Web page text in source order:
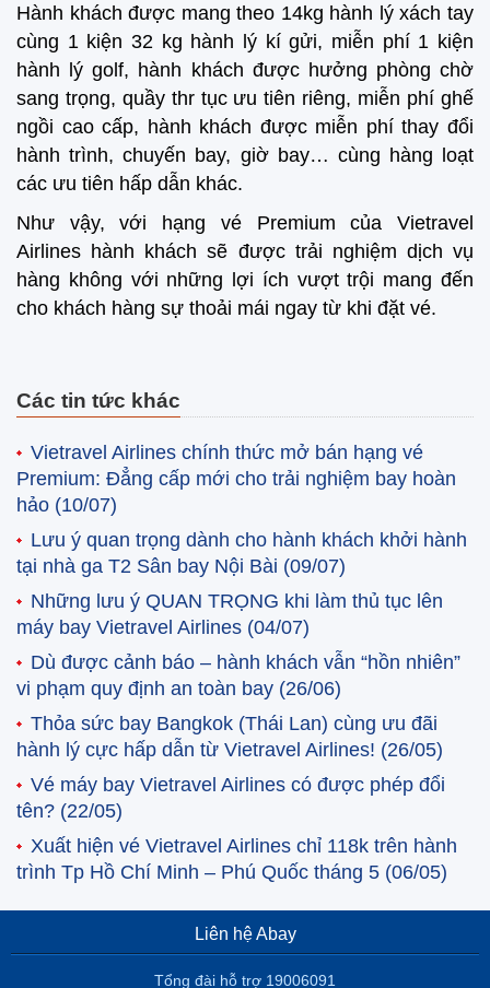
Hành khách được mang theo 14kg hành lý xách tay
cùng 1 kiện 32 kg hành lý kí gửi, miễn phí 1 kiện
hành lý golf, hành khách được hưởng phòng chờ
sang trọng, quầy thr tục ưu tiên riêng, miễn phí ghế
ngồi cao cấp, hành khách được miễn phí thay đổi
hành trình, chuyến bay, giờ bay… cùng hàng loạt
các ưu tiên hấp dẫn khác.
Như vậy, với hạng vé Premium của Vietravel
Airlines hành khách sẽ được trải nghiệm dịch vụ
hàng không với những lợi ích vượt trội mang đến
cho khách hàng sự thoải mái ngay từ khi đặt vé.
Các tin tức khác
Vietravel Airlines chính thức mở bán hạng vé
Premium: Đẳng cấp mới cho trải nghiệm bay hoàn
hảo (10/07)
Lưu ý quan trọng dành cho hành khách khởi hành
tại nhà ga T2 Sân bay Nội Bài (09/07)
Những lưu ý QUAN TRỌNG khi làm thủ tục lên
máy bay Vietravel Airlines (04/07)
Dù được cảnh báo – hành khách vẫn “hồn nhiên”
vi phạm quy định an toàn bay (26/06)
Thỏa sức bay Bangkok (Thái Lan) cùng ưu đãi
hành lý cực hấp dẫn từ Vietravel Airlines! (26/05)
Vé máy bay Vietravel Airlines có được phép đổi
tên? (22/05)
Xuất hiện vé Vietravel Airlines chỉ 118k trên hành
trình Tp Hồ Chí Minh – Phú Quốc tháng 5 (06/05)
Liên hệ Abay
Tổng đài hỗ trợ 19006091